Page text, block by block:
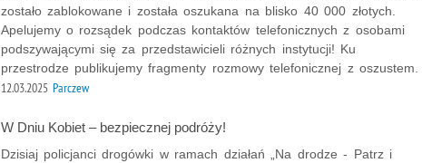
zostało zablokowane i została oszukana na blisko 40 000 złotych.
Apelujemy o rozsądek podczas kontaktów telefonicznych z osobami
podszywającymi się za przedstawicieli różnych instytucji! Ku
przestrodze publikujemy fragmenty rozmowy telefonicznej z oszustem.
12.03.2025 Parczew
W Dniu Kobiet – bezpiecznej podróży!
Dzisiaj policjanci drogówki w ramach działań „Na drodze - Patrz i